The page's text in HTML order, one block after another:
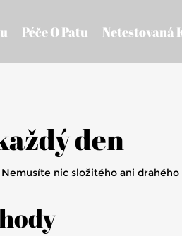
Netestovaná
Péče O Patu
den
nic složitého ani drahého